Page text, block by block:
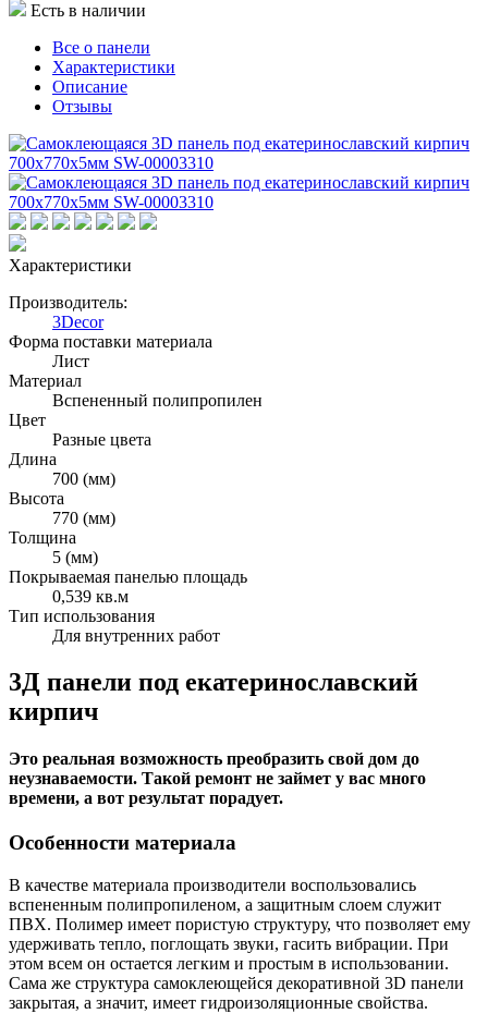
Есть в наличии
Все о панели
Характеристики
Описание
Отзывы
Характеристики
Производитель:
3Decor
Форма поставки материала
Лист
Материал
Вспененный полипропилен
Цвет
Разные цвета
Длина
700 (мм)
Высота
770 (мм)
Толщина
5 (мм)
Покрываемая панелью площадь
0,539 кв.м
Тип использования
Для внутренних работ
3Д панели под екатеринославский
кирпич
Это реальная возможность преобразить свой дом до
неузнаваемости. Такой ремонт не займет у вас много
времени, а вот результат порадует.
Особенности материала
В качестве материала производители воспользовались
вспененным полипропиленом, а защитным слоем служит
ПВХ. Полимер имеет пористую структуру, что позволяет ему
удерживать тепло, поглощать звуки, гасить вибрации. При
этом всем он остается легким и простым в использовании.
Сама же структура самоклеющейся декоративной 3D панели
закрытая, а значит, имеет гидроизоляционные свойства.